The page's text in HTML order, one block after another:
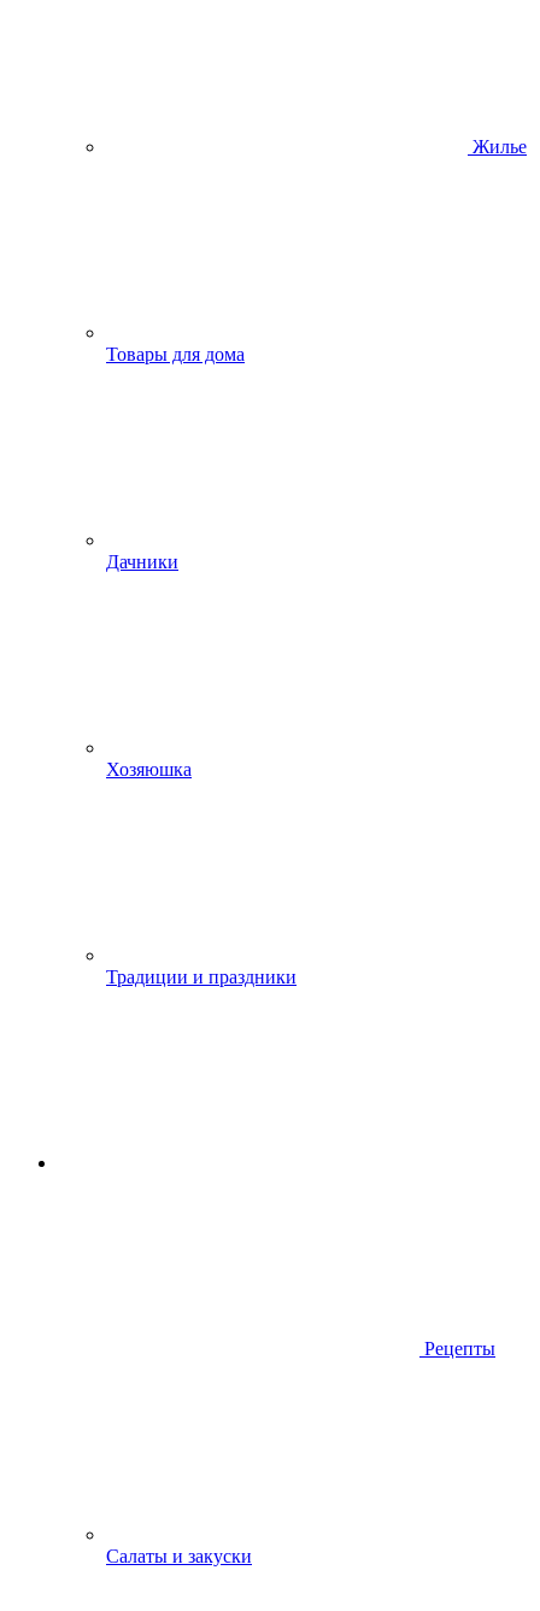
Жилье
Товары для дома
Дачники
Хозяюшка
Традиции и праздники
Рецепты
Салаты и закуски